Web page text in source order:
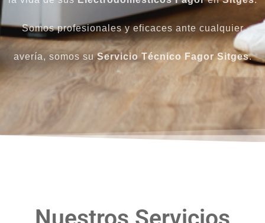
Somos profesionales y eficaces ante cualquier
avería, somos suServicio Técnico Fagor Sitges.